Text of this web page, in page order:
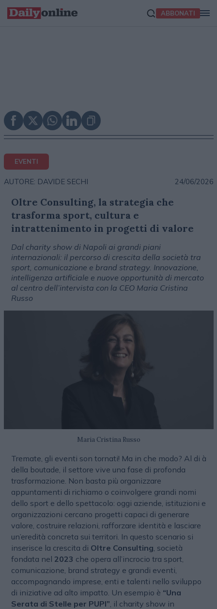
ABBONATI
EVENTI
AUTORE: DAVIDE SECHI 24/06/2026
Oltre Consulting, la strategia che
trasforma sport, cultura e
intrattenimento in progetti di valore
Dal charity show di Napoli ai grandi piani
internazionali: il percorso di crescita della società tra
sport, comunicazione e brand strategy. Innovazione,
intelligenza artificiale e nuove opportunità di mercato
al centro dell’intervista con la CEO Maria Cristina
Russo
Maria Cristina Russo
Tremate, gli eventi son tornati! Ma in che modo? Al di à
della boutade, il settore vive una fase di profonda
trasformazione. Non basta più organizzare
appuntamenti di richiamo o coinvolgere grandi nomi
dello sport e dello spettacolo: oggi aziende, istituzioni e
organizzazioni cercano progetti capaci di generare
valore, costruire relazioni, rafforzare identità e lasciare
un’eredità concreta sui territori. In questo scenario si
inserisce la crescita di Oltre Consulting , società
fondata nel 2023 che opera all’incrocio tra sport,
comunicazione, brand strategy e grandi eventi,
accompagnando imprese, enti e talenti nello sviluppo
di iniziative ad alto impatto. Un esempio è “Una
Serata di Stelle per PUPI” , il charity show in